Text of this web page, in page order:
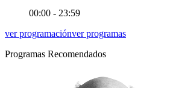
00:00 - 23:59
ver programaciónver programas
Programas Recomendados